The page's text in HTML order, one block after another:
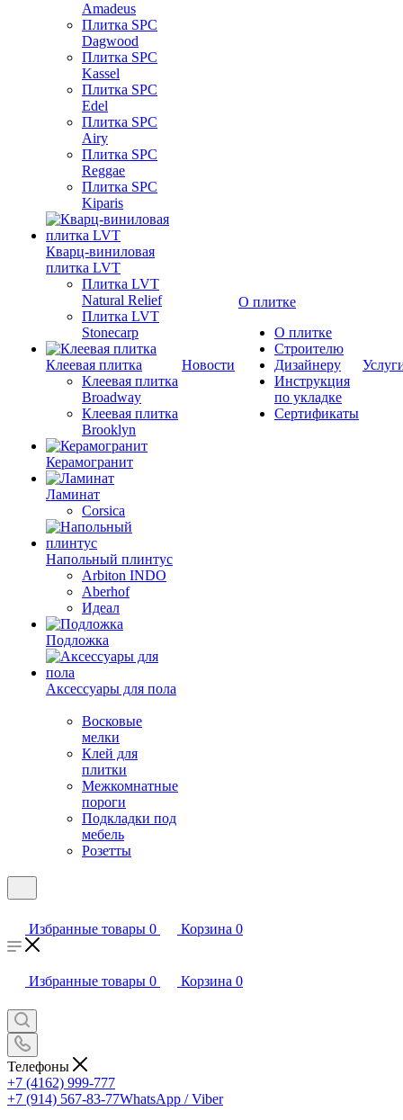
Amadeus
Плитка SPC
Dagwood
Плитка SPC
Kassel
Плитка SPC
Edel
Плитка SPC
Airy
Плитка SPC
Reggae
Плитка SPC
Kiparis
Кварц-виниловая
плитка LVT
Плитка LVT
Natural Relief
Плитка LVT
Stonecarp
Клеевая плитка
Клеевая плитка
Broadway
Клеевая плитка
Brooklyn
Керамогранит
Ламинат
Corsica
Напольный плинтус
Arbiton INDO
Aberhof
Идеал
Подложка
Аксессуары для пола
Восковые
мелки
Клей для
плитки
Межкомнатные
пороги
Подкладки под
мебель
Розетты
Новости
О плитке
О плитке
Строителю
Дизайнеру
Инструкция
по укладке
Сертификаты
Избранные товары 0 Корзина 0
Избранные товары 0 Корзина 0
Телефоны
+7 (4162) 999-777
+7 (914) 567-83-77WhatsApp / Viber